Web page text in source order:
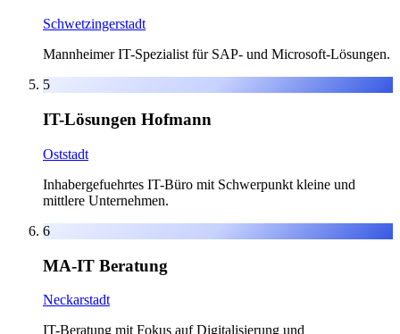
Schwetzingerstadt
Mannheimer IT-Spezialist für SAP- und Microsoft-Lösungen.
5
IT-Lösungen Hofmann
Oststadt
Inhabergefuehrtes IT-Büro mit Schwerpunkt kleine und
mittlere Unternehmen.
6
MA-IT Beratung
Neckarstadt
IT-Beratung mit Fokus auf Digitalisierung und